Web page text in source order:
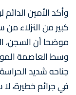
وأكد الأمين الدائم
كبير من النزلاء
جناحه شديد
في جرائم خطيرة، لا